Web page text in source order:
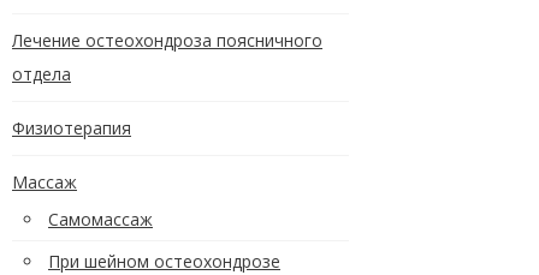
Лечение остеохондроза поясничного
отдела
Физиотерапия
Массаж
Самомассаж
При шейном остеохондрозе